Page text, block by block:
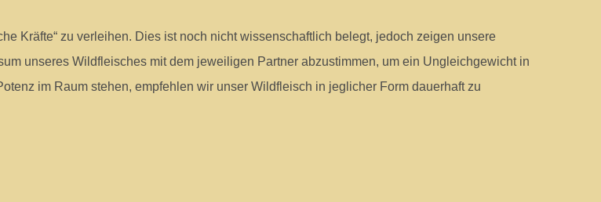
Kräfte“ zu verleihen. Dies ist noch nicht wissenschaftlich belegt, jedoch zeigen unsere
unseres Wildfleisches mit dem jeweiligen Partner abzustimmen, um ein Ungleichgewicht in
im Raum stehen, empfehlen wir unser Wildfleisch in jeglicher Form dauerhaft zu